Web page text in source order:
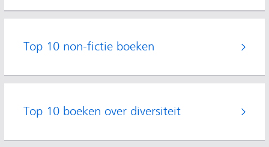
Top 10 non-fictie boeken
Top 10 boeken over diversiteit